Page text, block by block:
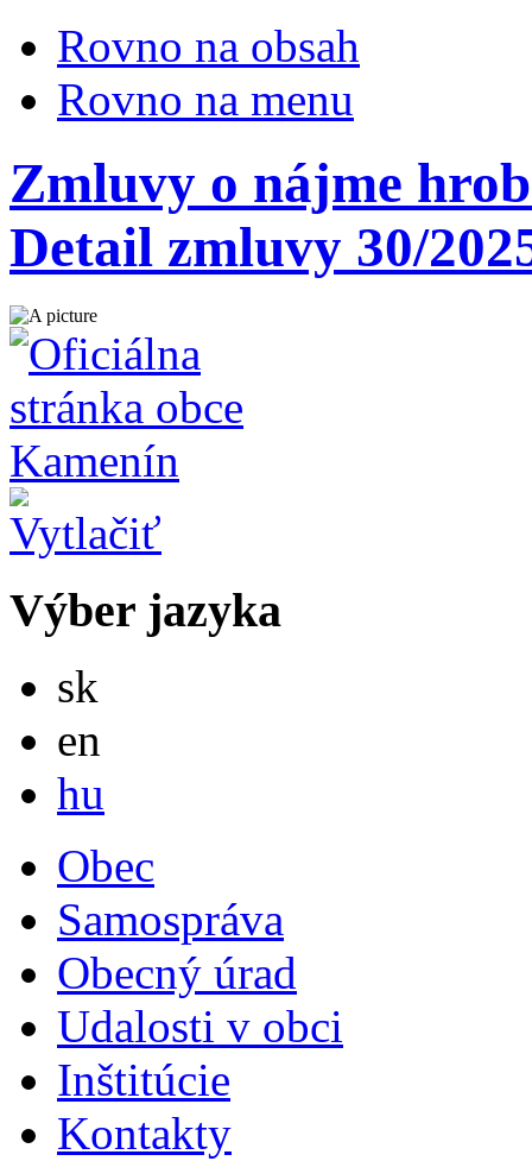
Rovno na obsah
Rovno na menu
Zmluvy o nájme
Detail zmluvy 30/
Výber jazyka
sk
en
hu
Obec
Samospráva
Obecný úrad
Udalosti v obci
Inštitúcie
Kontakty